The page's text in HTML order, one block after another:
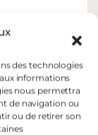
des technologies
informations
nous permettra
de navigation ou
ou de retirer son
moins